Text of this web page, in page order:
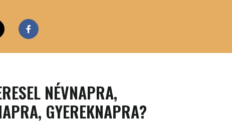
NÉVNAPRA,
GYEREKNAPRA?